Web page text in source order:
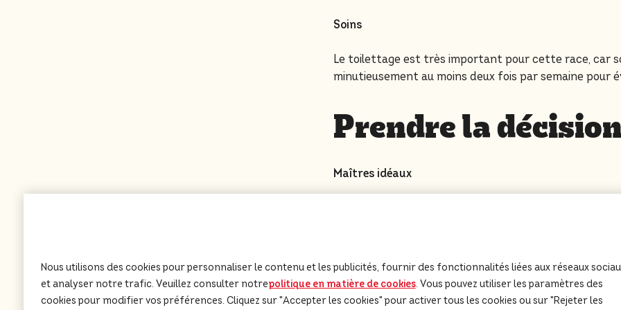
Soins
Le toilettage est très important pour cette race, car
minutieusement au moins deux fois par semaine pour
Prendre la
Maîtres idéaux
ont des allergies, car son pelage ne mue pas.
Nous utilisons des cookies pour personnaliser le contenu et les publicités, fournir des fonctionnalités liées aux réseaux
et analyser notre trafic. Veuillez consulter notrepolitique en matière de cookies(opens in a new tab)
. Vous pouvez utiliser les paramètres des
cookies pour modifier vos préférences. Cliquez sur "Accepter les cookies" pour activer tous les cookies ou sur "Rejeter les